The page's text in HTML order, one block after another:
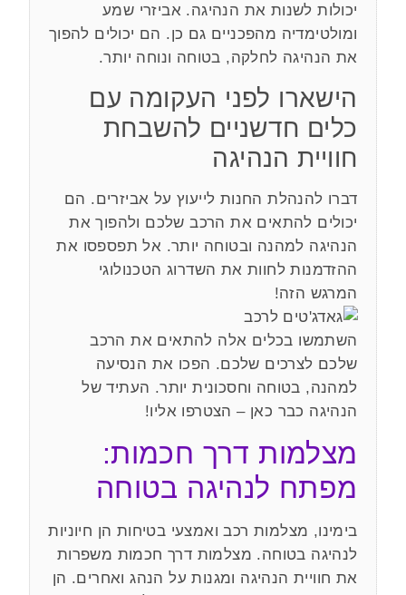
יכולות לשנות את הנהיגה. אביזרי שמע
ומולטימדיה מהפכניים גם כן. הם יכולים להפוך
את הנהיגה לחלקה, בטוחה ונוחה יותר.
הישארו לפני העקומה עם
כלים חדשניים להשבחת
חוויית הנהיגה
דברו להנהלת החנות לייעוץ על אביזרים. הם
יכולים להתאים את הרכב שלכם ולהפוך את
הנהיגה למהנה ובטוחה יותר. אל תפספסו את
ההזדמנות לחוות את השדרוג הטכנולוגי
המרגש הזה!
השתמשו בכלים אלה להתאים את הרכב
שלכם לצרכים שלכם. הפכו את הנסיעה
למהנה, בטוחה וחסכונית יותר. העתיד של
הנהיגה כבר כאן – הצטרפו אליו!
מצלמות דרך חכמות:
מפתח לנהיגה בטוחה
בימינו, מצלמות רכב ואמצעי בטיחות הן חיוניות
לנהיגה בטוחה. מצלמות דרך חכמות משפרות
את חוויית הנהיגה ומגנות על הנהג ואחרים. הן